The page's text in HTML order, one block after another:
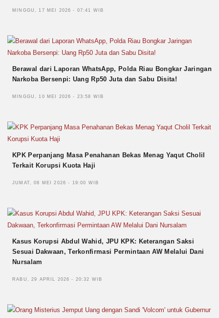
MINGGU, 17 MEI 2026 - 07:41 WIB
Berawal dari Laporan WhatsApp, Polda Riau Bongkar Jaringan
Narkoba Bersenpi: Uang Rp50 Juta dan Sabu Disita!
MINGGU, 10 MEI 2026 - 23:58 WIB
KPK Perpanjang Masa Penahanan Bekas Menag Yaqut Cholil
Terkait Korupsi Kuota Haji
JUMAT, 08 MEI 2026 - 19:00 WIB
Kasus Korupsi Abdul Wahid, JPU KPK: Keterangan Saksi
Sesuai Dakwaan, Terkonfirmasi Permintaan AW Melalui Dani
Nursalam
RABU, 29 APRIL 2026 - 20:32 WIB